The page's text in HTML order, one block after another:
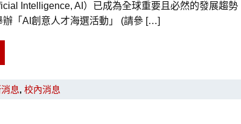
Intelligence, AI）已成為全球重要且必然的發展趨
辦「AI創意人才海選活動」 (請參 […]
息, 校內消息